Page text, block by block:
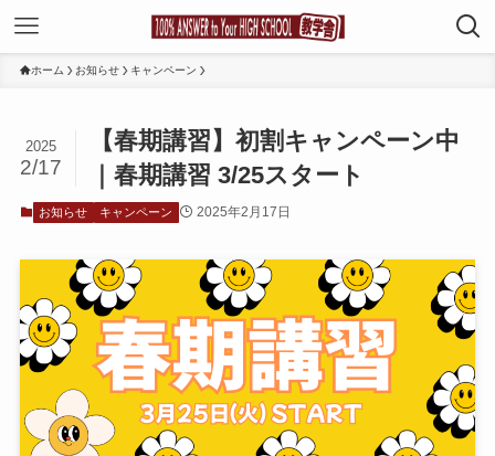
ホーム お知らせ キャンペーン
【春期講習】初割キャンペーン中
｜春期講習 3/25スタート
2025
2/17
お知らせ キャンペーン 2025年2月17日